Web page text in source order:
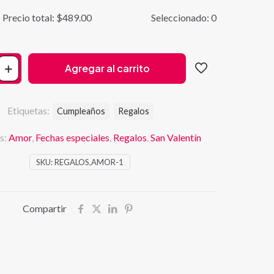
Precio total: $489.00 Seleccionado: 0
Agregar al carrito
SKU:REGALOS,AMOR-1
Amor, Fechas especiales, Regalos,San Valentín
Etiquetas: Cumpleaños Regalos
Compartir